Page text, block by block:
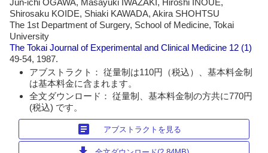
Shirosaku KOIDE, Shiaki KAWADA, Akira SHOHTSU
The 1st Department of Surgery, School of Medicine, Tokai
University
The Tokai Journal of Experimental and Clinical Medicine 12 (1)
49-54, 1987.
アブストラクト： 従量制は110円（税込）、基本料金制
は基本料金に含まれます。
全文ダウンロード： 従量制、基本料金制の方共に770円
(税込) です。
article アブストラクトを見る